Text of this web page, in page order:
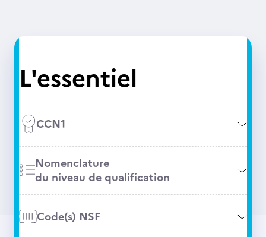
L'essentiel
CCN1
Nomenclature
du niveau de qualification
Code(s) NSF